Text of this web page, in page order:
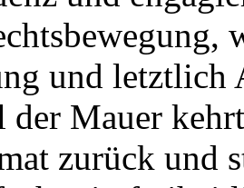
und letztlich
der Mauer
zurück und